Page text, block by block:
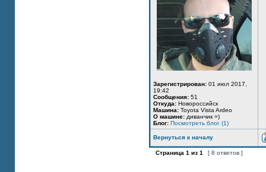
Зарегистрирован: 01 июл 2017,
19:42
Сообщения: 51
Откуда: Новороссийск
Машина: Toyota Vista Ardeo
О машине: диванчик =)
Блог: Посмотреть блог (1)
Вернуться к началу
Страница 1 из 1 [ 8 ответов ]